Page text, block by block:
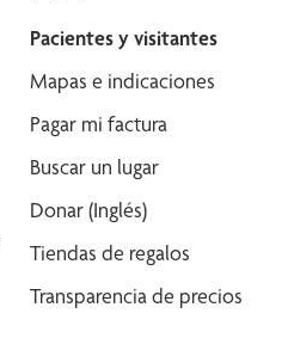
Pacientes y visitantes
Mapas e indicaciones
Pagar mi factura
Buscar un lugar
Donar (Inglés)
Tiendas de regalos
Transparencia de precios